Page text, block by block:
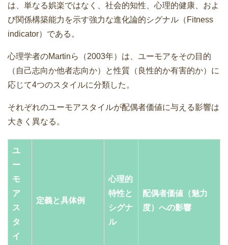
は、単なる娯楽ではなく、社会的知性、心理的健康、およ
び関係構築能力を示す強力な進化論的シグナル（Fitness
indicator）である。
心理学者のMartinら（2003年）は、ユーモアをその目的
（自己志向か他者志向か）と性質（良性的か有害的か）に
応じて4つのスタイルに分類した。
それぞれのユーモアスタイルが配偶者価値に与える影響は
大きく異なる。
ユ
ー
モ
ア
ス
タ
イ
定義と具体例
心理的
特性と
シグナ
ル
配偶者価値（魅力
度）への影響